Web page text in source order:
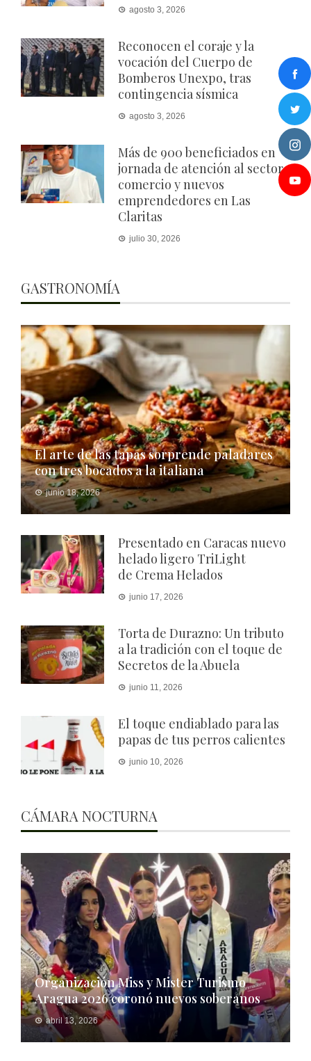
agosto 3, 2026
Reconocen el coraje y la
vocación del Cuerpo de
Bomberos Unexpo, tras
contingencia sísmica
agosto 3, 2026
Más de 900 beneficiados en
jornada de atención al sector
comercio y nuevos
emprendedores en Las
Claritas
julio 30, 2026
GASTRONOMÍA
El arte de las tapas sorprende paladares
con tres bocados a la italiana
junio 18, 2026
Presentado en Caracas nuevo
helado ligero TriLight
de Crema Helados
junio 17, 2026
Torta de Durazno: Un tributo
a la tradición con el toque de
Secretos de la Abuela
junio 11, 2026
El toque endiablado para las
papas de tus perros calientes
junio 10, 2026
CÁMARA NOCTURNA
Organización Miss y Mister Turismo
Aragua 2026 coronó nuevos soberanos
abril 13, 2026